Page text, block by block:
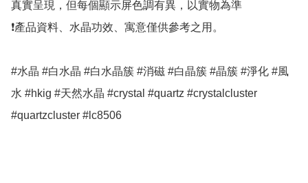
真實呈現，但每個顯示屏色調有異，以實物為準
❗產品資料、水晶功效、寓意僅供參考之用。
#水晶 #白水晶 #白水晶簇 #消磁 #白晶簇 #晶簇 #淨化 #風
水 #hkig #天然水晶 #crystal #quartz #crystalcluster
#quartzcluster #lc8506